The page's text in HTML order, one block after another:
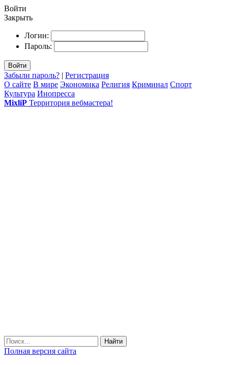
Войти
Закрыть
Логин:
Пароль:
Войти
Забыли пароль? | Регистрация
О сайте В мире Экономика Религия Криминал Спорт
Культура Инопресса
MixliP Территория вебмастера!
Найти
Полная версия сайта